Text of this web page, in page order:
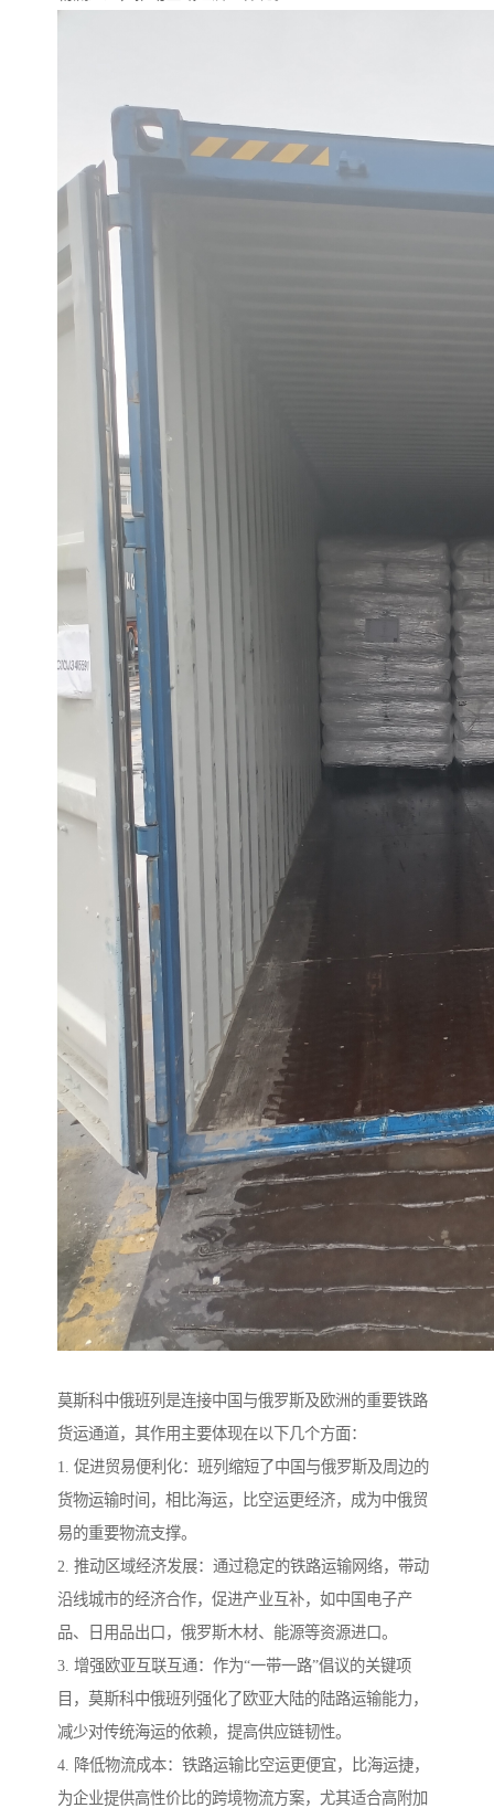
莫斯科中俄班列是连接中国与俄罗斯及欧洲的重要铁路
货运通道，其作用主要体现在以下几个方面：
1. 促进贸易便利化：班列缩短了中国与俄罗斯及周边的
货物运输时间，相比海运，比空运更经济，成为中俄贸
易的重要物流支撑。
2. 推动区域经济发展：通过稳定的铁路运输网络，带动
沿线城市的经济合作，促进产业互补，如中国电子产
品、日用品出口，俄罗斯木材、能源等资源进口。
3. 增强欧亚互联互通：作为“一带一路”倡议的关键项
目，莫斯科中俄班列强化了欧亚大陆的陆路运输能力，
减少对传统海运的依赖，提高供应链韧性。
4. 降低物流成本：铁路运输比空运更便宜，比海运捷，
为企业提供高性价比的跨境物流方案，尤其适合高附加